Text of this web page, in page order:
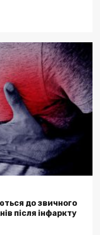
до звичного
після інфаркту